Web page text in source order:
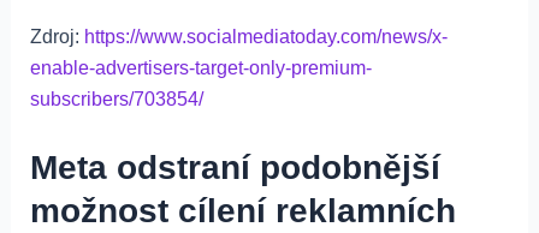
Zdroj: https://www.socialmediatoday.com/news/x-
enable-advertisers-target-only-premium-
subscribers/703854/
Meta odstraní podobnější
možnost cílení reklamních